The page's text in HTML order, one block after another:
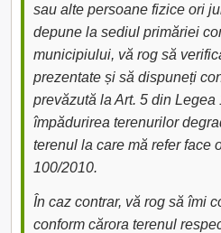
sau alte persoane fizice ori
depune la sediul primăriei
municipiului, vă rog să
prezentate și să dispuneți
prevăzută la Art. 5 din
împădurirea terenurilor
terenul la care mă refer face
100/2010.
În caz contrar, vă rog să îmi
conform cărora terenul